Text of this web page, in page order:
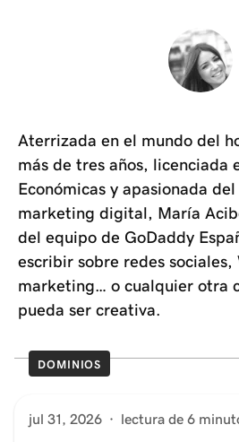
Aterrizada en el mundo del
más de tres años, licenciada
Económicas y apasionada
marketing digital, María
del equipo de GoDaddy
escribir sobre redes sociales,
marketing… o cualquier otra
pueda ser creativa.
DOMINIOS
jul 31, 2026 · lectura de 6